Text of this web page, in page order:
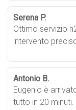
Serena P.
Ottimo servizio
intervento
Antonio B.
Eugenio è
tutto in 20 minuti.